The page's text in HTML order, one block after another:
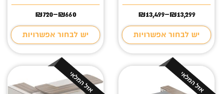
₪13,299
–
₪13,499
טווח
מחירים:
עד
יש לבחור אפשרויות
₪660
–
₪720
טווח
מחירים:
⁦₪660⁩
עד
יש לבחור אפשרויות